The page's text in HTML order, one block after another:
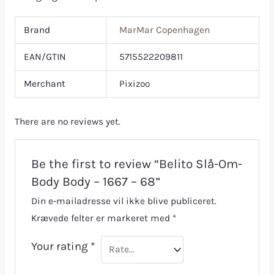
Brand MarMar Copenhagen
EAN/GTIN 5715522209811
Merchant Pixizoo
There are no reviews yet.
Be the first to review “Belito Slå-Om-
Body Body – 1667 – 68”
Din e-mailadresse vil ikke blive publiceret.
Krævede felter er markeret med *
Your rating *